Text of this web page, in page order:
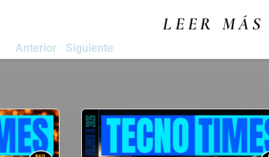
LEER MÁS
Anterior Siguiente